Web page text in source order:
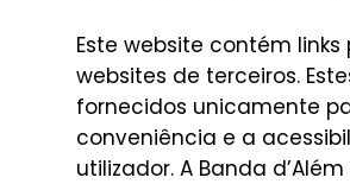
Este website contém links
websites de terceiros.
fornecidos unicamente
conveniência e a
utilizador. A Banda